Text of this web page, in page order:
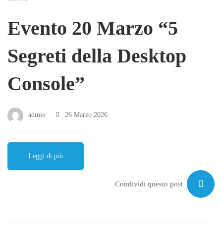
Evento 20 Marzo “5
Segreti della Desktop
Console”
admin 26 Marzo 2026
Leggi di più
Condividi questo post